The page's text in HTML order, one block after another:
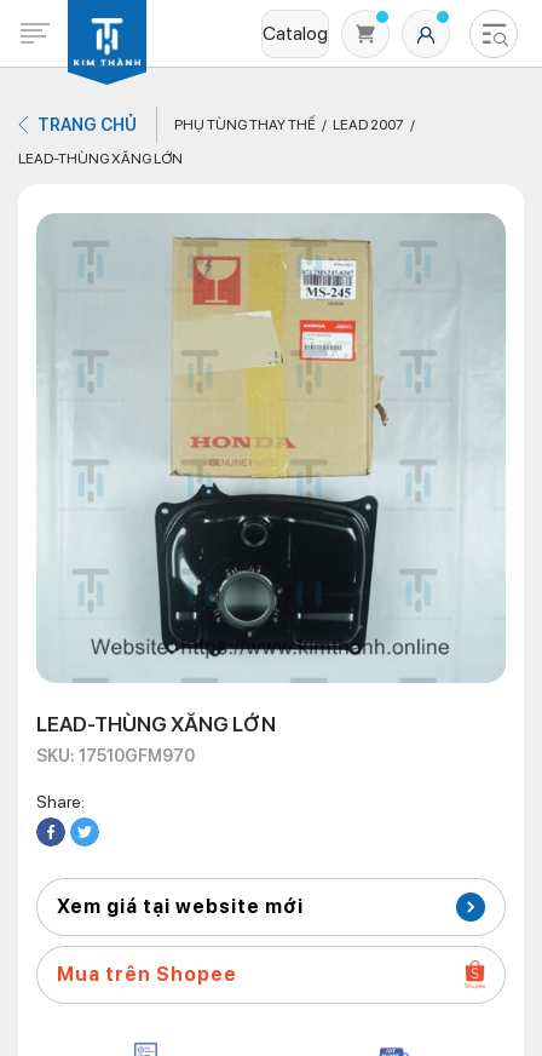
Catalog
Không có sản phẩm nào trong giỏ hàng
TRANG CHỦ PHỤ TÙNG THAY THẾ
LEAD 2007
LEAD-THÙNG XĂNG LỚN
LEAD-THÙNG XĂNG LỚN
SKU: 17510GFM970
Share:
Xem giá tại website mới
Mua trên Shopee